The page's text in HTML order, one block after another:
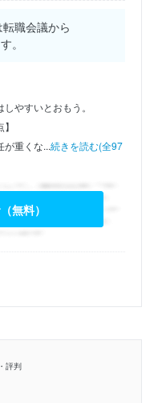
職会議から
。
やすいとおもう。
が重くな...続きを読む(全97
無料）
評判